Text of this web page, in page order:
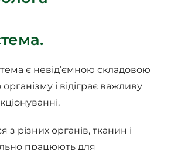
є невід’ємною складовою
і відіграє важливу
з різних органів, тканин і
працюють для